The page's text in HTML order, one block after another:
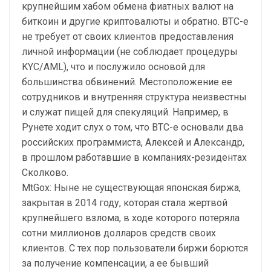
крупнейшим хабом обмена фиатных валют на
биткоин и другие криптовалюты и обратно. BTC-e
не требует от своих клиентов предоставления
личной информации (не соблюдает процедуры
KYC/AML), что и послужило основой для
большинства обвинений. Местоположение ее
сотрудников и внутренняя структура неизвестны
и служат пищей для спекуляций. Например, в
Рунете ходит слух о том, что BTC-e основали два
российских программиста, Алексей и Александр,
в прошлом работавшие в компаниях-резидентах
Сколково.
MtGox: Ныне не существующая японская биржа,
закрытая в 2014 году, которая стала жертвой
крупнейшего взлома, в ходе которого потеряла
сотни миллионов долларов средств своих
клиентов. С тех пор пользователи биржи борются
за получение компенсации, а ее бывший